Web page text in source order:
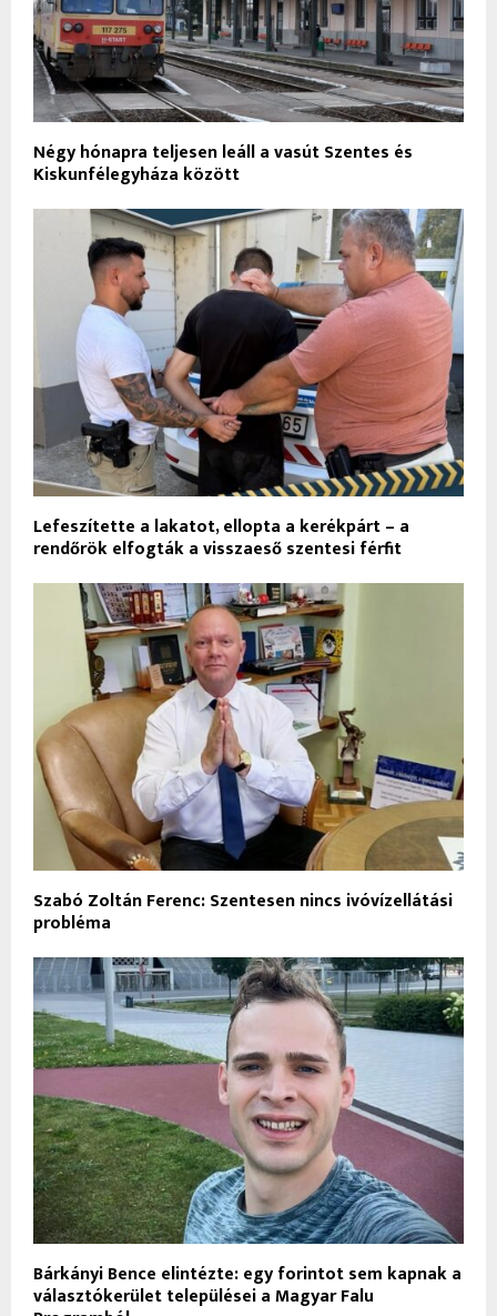
Négy hónapra teljesen leáll a vasút Szentes és
Kiskunfélegyháza között
Lefeszítette a lakatot, ellopta a kerékpárt – a
rendőrök elfogták a visszaeső szentesi férfit
Szabó Zoltán Ferenc: Szentesen nincs ivóvízellátási
probléma
Bárkányi Bence elintézte: egy forintot sem kapnak a
választókerület települései a Magyar Falu